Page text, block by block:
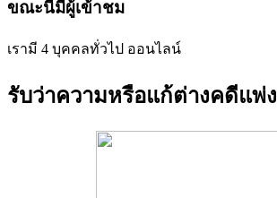
ขณะนี้มีผู้เข้าชม
เรามี 4 บุคคลทั่วไป ออนไลน์
รับว่าความหรือแก้ต่างคดีแพ่ง